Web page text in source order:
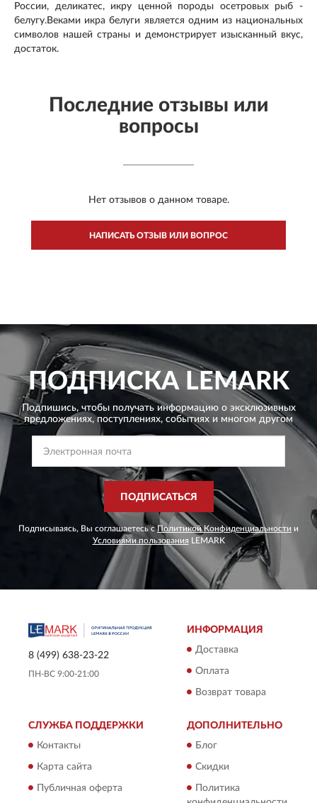
России, деликатес, икру ценной породы осетровых рыб -
белугу.Веками икра белуги является одним из национальных
символов нашей страны и демонстрирует изысканный вкус,
достаток.
Последние отзывы или
вопросы
Нет отзывов о данном товаре.
НАПИСАТЬ ОТЗЫВ ИЛИ ВОПРОС
ПОДПИСКАLEMARK
Подпишись, чтобы получать информацию о эксклюзивных
предложениях,поступлениях, событиях и многом другом
ПОДПИСАТЬСЯ
Подписываясь, Вы соглашаетесь сПолитикой Конфиденциальности и
Условиями пользования LEMARK
8 (499) 638-23-22
ПН-ВС 9:00-21:00
ИНФОРМАЦИЯ
Доставка
Оплата
Возврат товара
СЛУЖБА ПОДДЕРЖКИ
Контакты
Карта сайта
Публичная оферта
ДОПОЛНИТЕЛЬНО
Блог
Скидки
Политика